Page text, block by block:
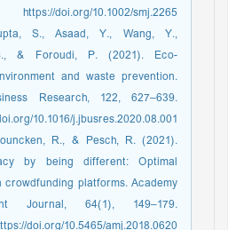
https://doi.org/10.1002/smj.2265
S., Asaad, Y., Wang, Y.,
& Foroudi, P. (2021). Eco-
and waste prevention.
Research, 122, 627–639.
10.1016/j.jbusres.2020.08.001
R., & Pesch, R. (2021).
by being different: Optimal
crowdfunding platforms. Academy
Journal, 64(1), 149–179.